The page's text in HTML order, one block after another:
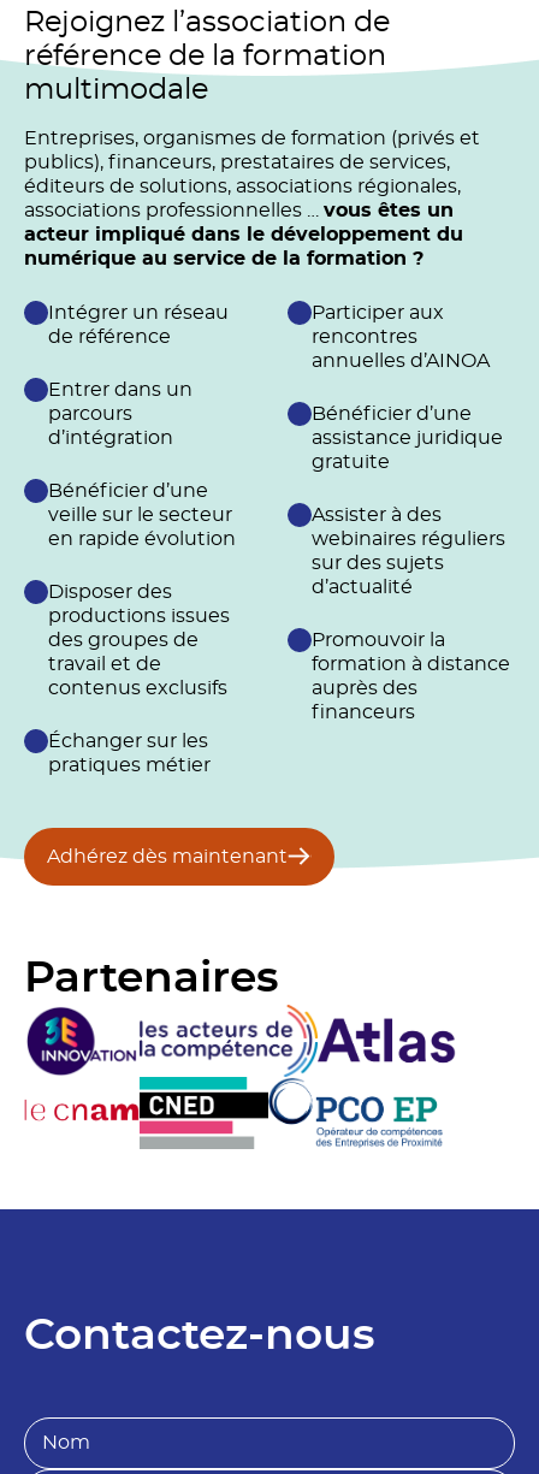
Rejoignez l’association de
référence de la formation
multimodale
Entreprises, organismes de formation (privés et
publics), financeurs, prestataires de services,
éditeurs de solutions, associations régionales,
associations professionnelles … vous êtes un
acteur impliqué dans le développement du
numérique au service de la formation ?
Intégrer un réseau
de référence
Entrer dans un
parcours
d’intégration
Bénéficier d’une
veille sur le secteur
en rapide évolution
Disposer des
productions issues
des groupes de
travail et de
contenus exclusifs
Échanger sur les
pratiques métier
Participer aux
rencontres
annuelles d’AINOA
Bénéficier d’une
assistance juridique
gratuite
Assister à des
webinaires réguliers
sur des sujets
d’actualité
Promouvoir la
formation à distance
auprès des
financeurs
Adhérez dès maintenant
Partenaires
Contactez-nous
N
o